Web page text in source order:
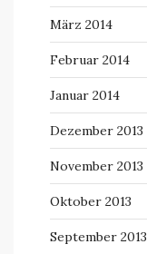
März 2014
Februar 2014
Januar 2014
Dezember 2013
November 2013
Oktober 2013
September 2013